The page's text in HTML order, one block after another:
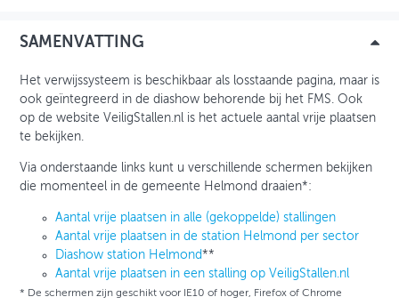
SAMENVATTING
Het verwijssysteem is beschikbaar als losstaande pagina, maar is
ook geïntegreerd in de diashow behorende bij het FMS. Ook
op de website VeiligStallen.nl is het actuele aantal vrije plaatsen
te bekijken.
Via onderstaande links kunt u verschillende schermen bekijken
die momenteel in de gemeente Helmond draaien*:
Aantal vrije plaatsen in alle (gekoppelde) stallingen
Aantal vrije plaatsen in de station Helmond per sector
Diashow station Helmond**
Aantal vrije plaatsen in een stalling op VeiligStallen.nl
* De schermen zijn geschikt voor IE10 of hoger, Firefox of Chrome